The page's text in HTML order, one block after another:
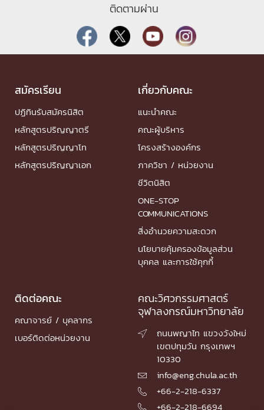
ติดตามผ่าน
สมัครเรียน
ปฏิทินรับสมัครนิสิต
หลักสูตรปริญญาตรี
หลักสูตรปริญญาโท
หลักสูตรปริญญาเอก
เกี่ยวกับคณะ
แนะนำคณะ
คณะผู้บริหาร
โครงสร้างองค์กร
ภาควิชา / หน่วยงาน
ชีวิตนิสิต
ONE-STOP
COMMUNICATIONS
สิ่งอำนวยความสะดวก
นโยบายคุ้มครองข้อมูลส่วน
บุคคล และการใช้คุกกี้
ติดต่อคณะ
คณาจารย์ / บุคลากร
เบอร์ติดต่อหน่วยงาน
คณะวิศวกรรมศาสตร์
จุฬาลงกรณ์มหาวิทยาลัย

ถนนพญาไท แขวงวังใหม่
เขตปทุมวัน กรุงเทพฯ
10330
 info@eng.chula.ac.th
 +66-2-218-6337
 +66-2-218-6694